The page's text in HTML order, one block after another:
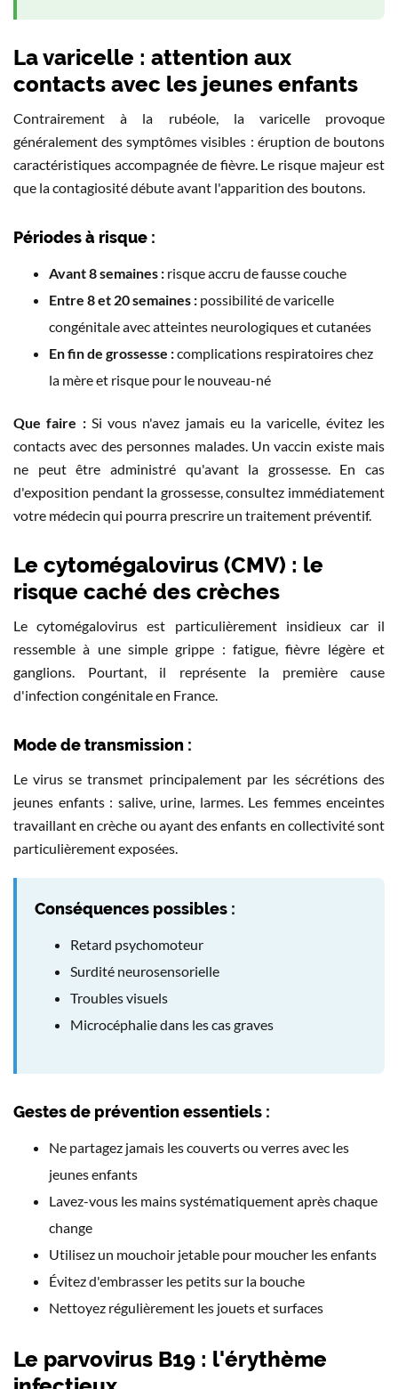
La varicelle : attention aux
contacts avec les jeunes enfants
Contrairement à la rubéole, la varicelle provoque
généralement des symptômes visibles : éruption de boutons
caractéristiques accompagnée de fièvre. Le risque majeur est
que la contagiosité débute avant l'apparition des boutons.
Périodes à risque :
Avant 8 semaines : risque accru de fausse couche
Entre 8 et 20 semaines : possibilité de varicelle
congénitale avec atteintes neurologiques et cutanées
En fin de grossesse :complications respiratoires chez
la mère et risque pour le nouveau-né
Que faire :Si vous n'avez jamais eu la varicelle, évitez les
contacts avec des personnes malades. Un vaccin existe mais
ne peut être administré qu'avant la grossesse. En cas
d'exposition pendant la grossesse, consultez immédiatement
votre médecin qui pourra prescrire un traitement préventif.
Le cytomégalovirus (CMV) : le
risque caché des crèches
Le cytomégalovirus est particulièrement insidieux car il
ressemble à une simple grippe : fatigue, fièvre légère et
ganglions. Pourtant, il représente la première cause
d'infection congénitale en France.
Mode de transmission :
Le virus se transmet principalement par les sécrétions des
jeunes enfants : salive, urine, larmes. Les femmes enceintes
travaillant en crèche ou ayant des enfants en collectivité sont
particulièrement exposées.
Conséquences possibles :
Retard psychomoteur
Surdité neurosensorielle
Troubles visuels
Microcéphalie dans les cas graves
Gestes de prévention essentiels :
Ne partagez jamais les couverts ou verres avec les
jeunes enfants
Lavez-vous les mains systématiquement après chaque
change
Utilisez un mouchoir jetable pour moucher les enfants
Évitez d'embrasser les petits sur la bouche
Nettoyez régulièrement les jouets et surfaces
Le parvovirus B19 : l'érythème